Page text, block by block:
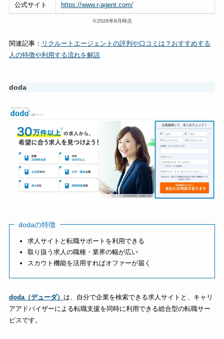
公式サイト https://www.r-agent.com/
※2026年8月時点
関連記事： リクルートエージェントの評判や口コミは？おすすめする
人の特徴や利用する流れを解説
doda
dodaの特徴
求人サイトと転職サポートを利用できる
取り扱う求人の職種・業界の幅が広い
スカウト機能を活用すればオファーが届く
doda（デューダ） は、自分で企業を検索できる求人サイトと、キャリ
アアドバイザーによる転職支援を同時に利用できる総合型の転職サー
ビスです。